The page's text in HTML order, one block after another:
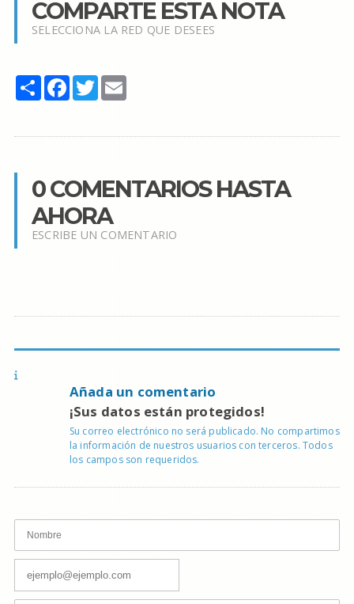
COMPARTE ESTA NOTA
SELECCIONA LA RED QUE DESEES
Share Facebook
TwitterEmail
0 COMENTARIOS HASTA
AHORA
ESCRIBE UN COMENTARIO
Añada un comentario
¡Sus datos están protegidos!
Su correo electrónico no será publicado. No compartimos
la información de nuestros usuarios con terceros. Todos
los campos son requeridos.